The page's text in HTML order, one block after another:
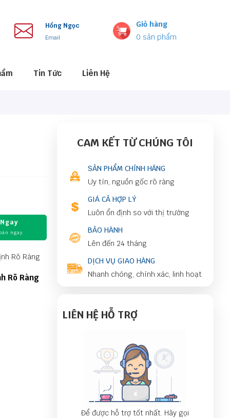
Hồng Ngọc
Email
Giỏ hàng
0 sản phẩm
Tin Tức Liên Hệ
ngay
Rõ Ràng
CAM KẾT TỪ CHÚNG TÔI
SẢN PHẨM CHÍNH HÃNG
Uy tín, nguồn gốc rõ ràng
GIÁ CẢ HỢP LÝ
Luôn ổn định so với thị trường
BẢO HÀNH
Lên đến 24 tháng
DỊCH VỤ GIAO HÀNG
Nhanh chóng, chính xác, linh hoạt
LIÊN HỆ HỖ TRỢ
Để được hỗ trợ tốt nhất. Hãy gọi